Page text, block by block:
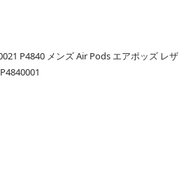
P4840 メンズ Air Pods エアポッズ レザ